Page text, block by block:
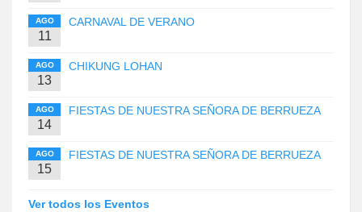
AGO
11
CARNAVAL DE VERANO
AGO
13
CHIKUNG LOHAN
AGO
14
FIESTAS DE NUESTRA SEÑORA DE BERRUEZA
AGO
15
FIESTAS DE NUESTRA SEÑORA DE BERRUEZA
Ver todos los Eventos